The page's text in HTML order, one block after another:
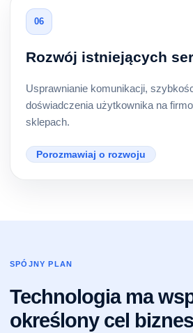
06
Rozwój istniejących
Usprawnianie komunikacji,
doświadczenia użytkownika na
sklepach.
Porozmawiaj o rozwoju
SPÓJNY PLAN
Technologia ma
określony cel